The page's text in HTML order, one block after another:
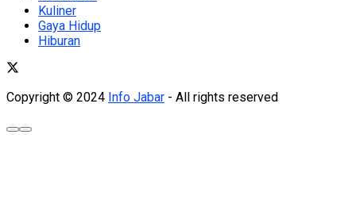
Kuliner
Gaya Hidup
Hiburan
Copyright © 2024 Info Jabar - All rights reserved